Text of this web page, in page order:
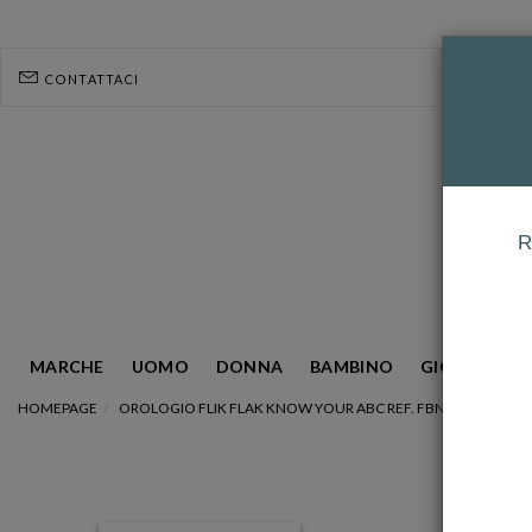
CONTATTACI
MARCHE UOMO DONNA BAMBINO GIOIELLERIA
HOMEPAGE OROLOGIO FLIK FLAK KNOW YOUR ABC REF. FBNP244